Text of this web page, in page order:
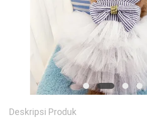
Deskripsi Produk